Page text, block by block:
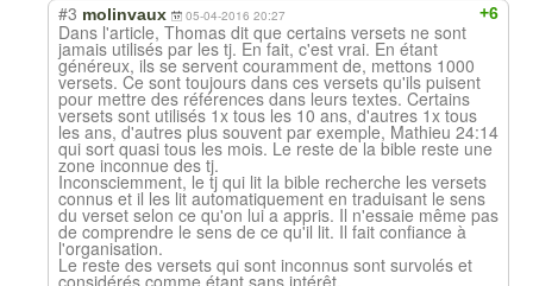
+6
#3 molinvaux 05-04-2016 20:27
Dans l'article, Thomas dit que certains versets ne sont
jamais utilisés par les tj. En fait, c'est vrai. En étant
généreux, ils se servent couramment de, mettons 1000
versets. Ce sont toujours dans ces versets qu'ils puisent
pour mettre des références dans leurs textes. Certains
versets sont utilisés 1x tous les 10 ans, d'autres 1x tous
les ans, d'autres plus souvent par exemple, Mathieu 24:14
qui sort quasi tous les mois. Le reste de la bible reste une
zone inconnue des tj.
Inconsciemment, le tj qui lit la bible recherche les versets
connus et il les lit automatiquement en traduisant le sens
du verset selon ce qu'on lui a appris. Il n'essaie même pas
de comprendre le sens de ce qu'il lit. Il fait confiance à
l'organisation.
Le reste des versets qui sont inconnus sont survolés et
considérés comme étant sans intérêt.